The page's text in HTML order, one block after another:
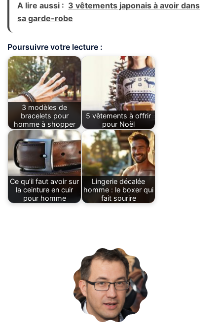
A lire aussi : 3 vêtements japonais à avoir dans
sa garde-robe
Poursuivre votre lecture :
3 modèles de
bracelets pour
homme à shopper
5 vêtements à offrir
pour Noël
Ce qu’il faut avoir sur
la ceinture en cuir
pour homme
Lingerie décalée
homme : le boxer qui
fait sourire